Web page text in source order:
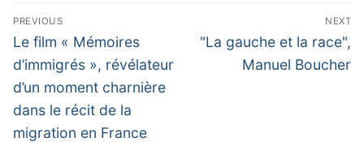
Navigation
de
l’article
PREVIOUS
Previous
post:
Le film « Mémoires
d’immigrés », révélateur
d’un moment charnière
dans le récit de la
migration en France
NEXT
Next
"La gauche et la race",
Manuel Boucher